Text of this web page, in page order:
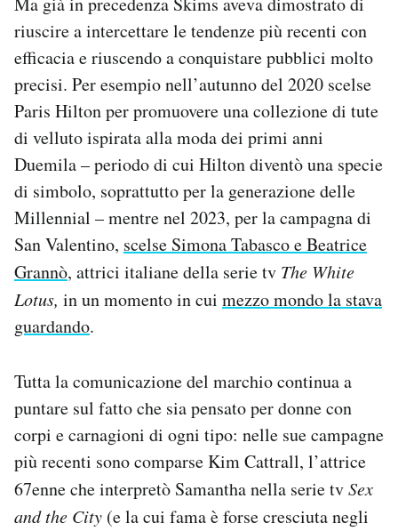
riuscire a intercettare le tendenze più recenti con
efficacia e riuscendo a conquistare pubblici molto
precisi. Per esempio nell’autunno del 2020 scelse
Paris Hilton per promuovere una collezione di tute
di velluto ispirata alla moda dei primi anni
Duemila – periodo di cui Hilton diventò una specie
di simbolo, soprattutto per la generazione delle
Millennial – mentre nel 2023, per la campagna di
San Valentino, scelse Simona Tabasco e Beatrice
Grannò, attrici italiane della serie tv The White
Lotus, in un momento in cui mezzo mondo la stava
guardando.
Tutta la comunicazione del marchio continua a
puntare sul fatto che sia pensato per donne con
corpi e carnagioni di ogni tipo: nelle sue campagne
più recenti sono comparse Kim Cattrall, l’attrice
67enne che interpretò Samantha nella serie tvSex
and the City (e la cui fama è forse cresciuta negli